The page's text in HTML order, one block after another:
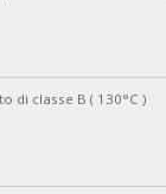
di classe B ( 130°C )